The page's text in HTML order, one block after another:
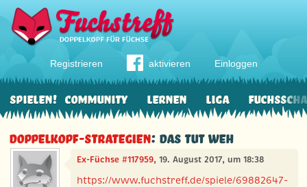
Registrieren aktivieren Einloggen
Community Lernen Liga
Spielen!
Doppelkopf-Strategien: Das tut weh
Ex-Füchse #117959, 19. August 2017, um 18:38
https://www.fuchstreff.de/spiele/69882647-